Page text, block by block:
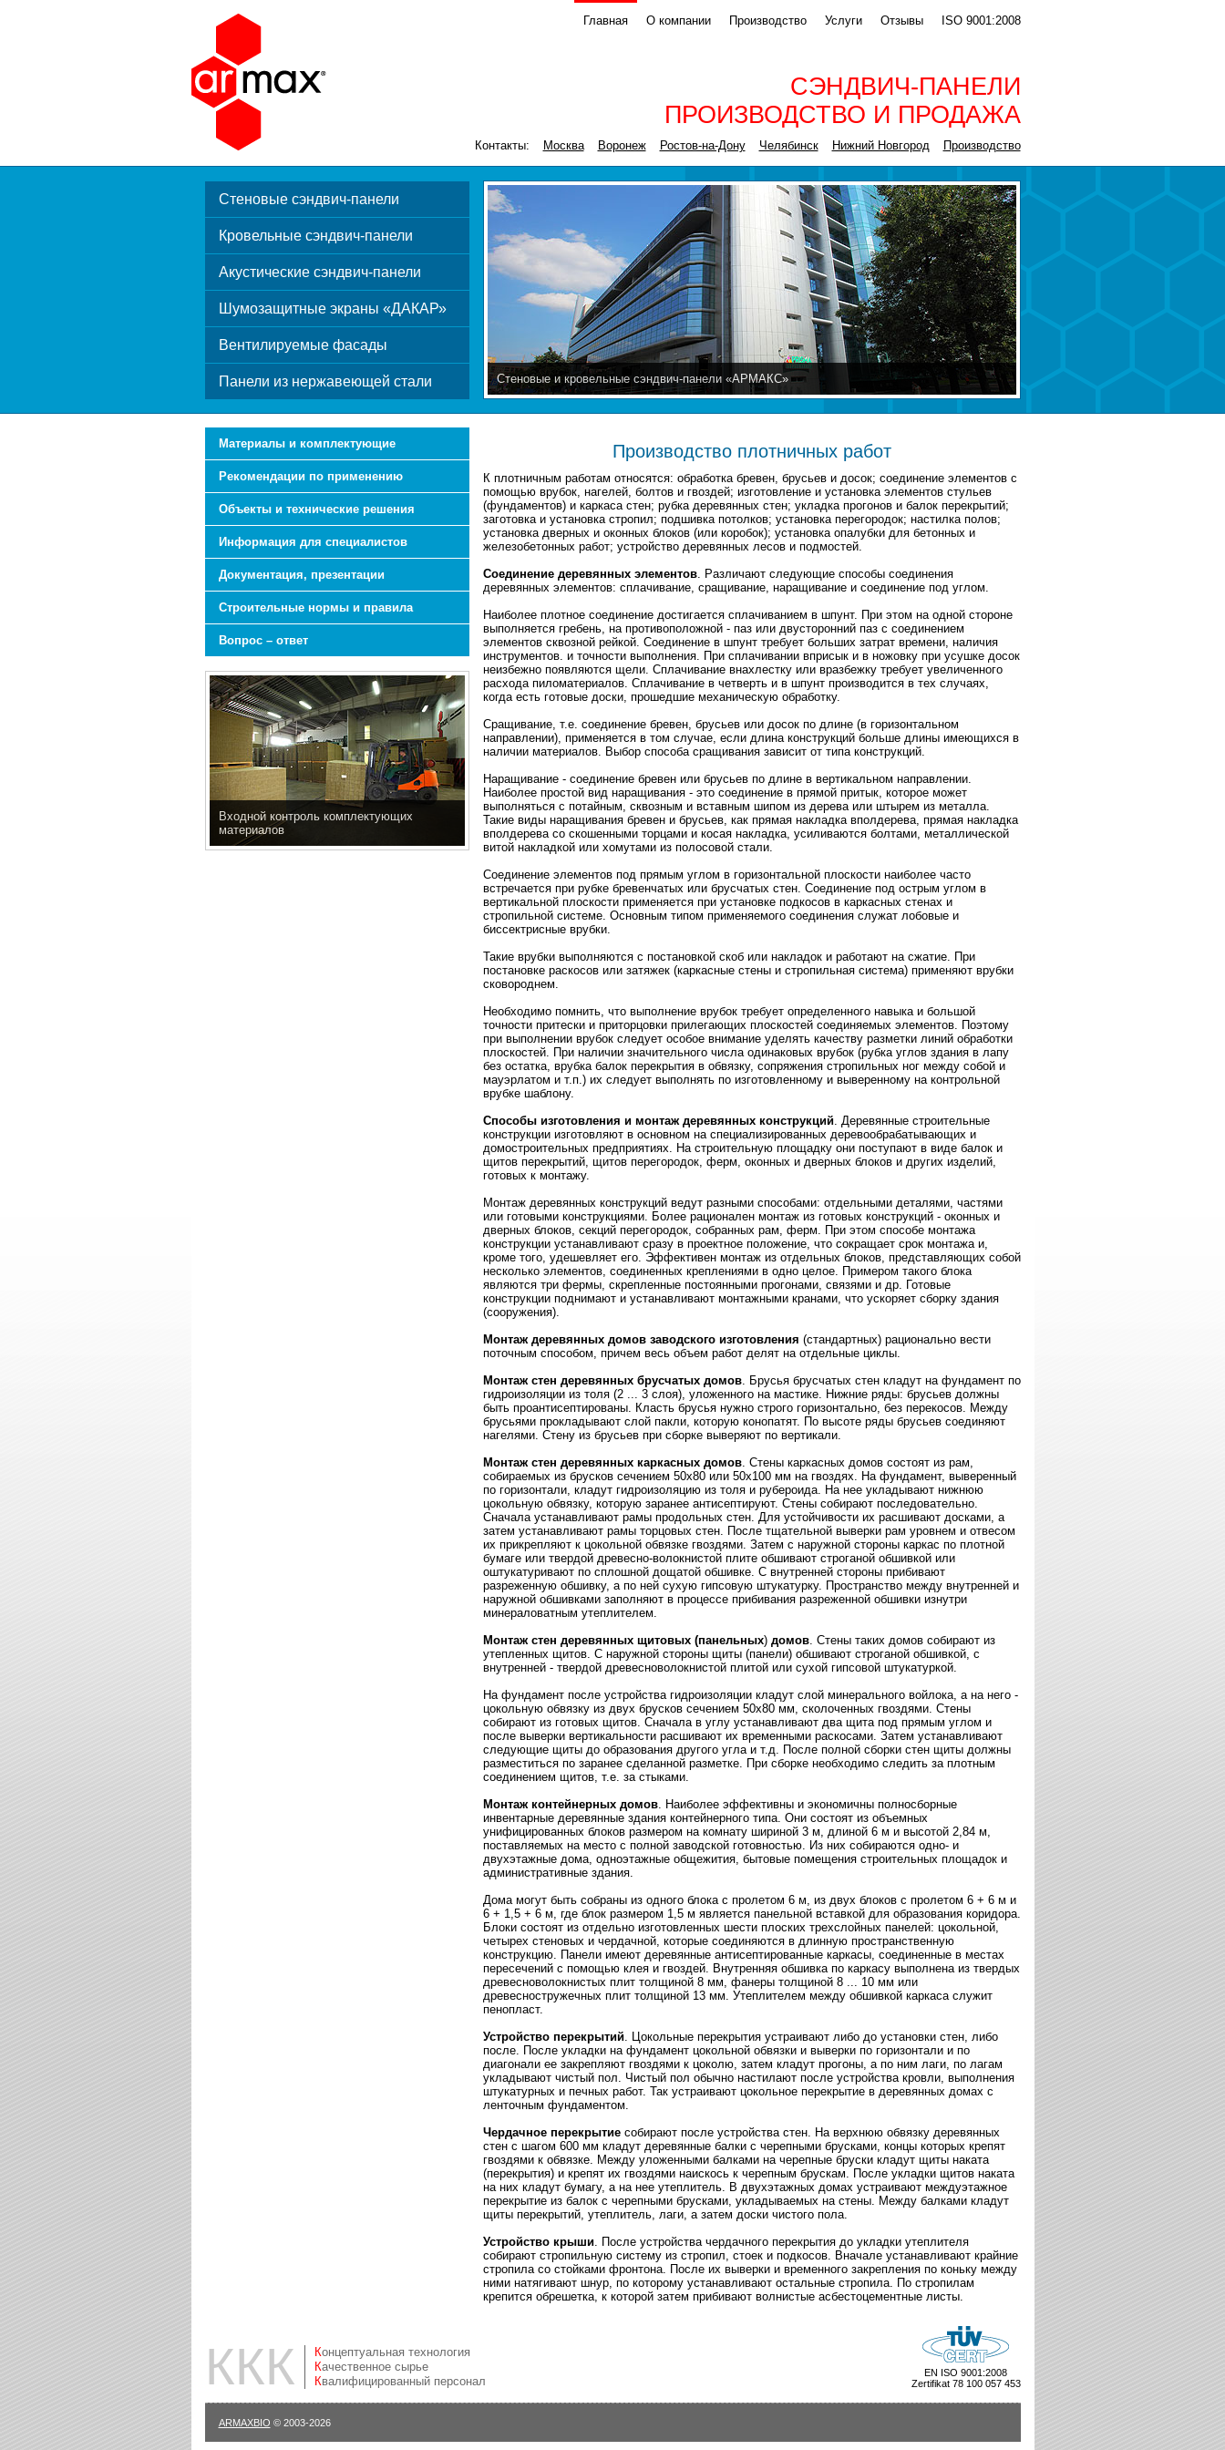
Главная О компании Производство Услуги Отзывы ISO 9001:2008
СЭНДВИЧ-ПАНЕЛИ
ПРОИЗВОДСТВО И ПРОДАЖА
Контакты: Москва Воронеж Ростов-на-Дону Челябинск Нижний Новгород Производство
Стеновые сэндвич-панели
Кровельные сэндвич-панели
Акустические сэндвич-панели
Шумозащитные экраны «ДАКАР»
Вентилируемые фасады
Панели из нержавеющей стали Стеновые и кровельные сэндвич-панели «АРМАКС»
Материалы и комплектующие
Рекомендации по применению
Объекты и технические решения
Информация для специалистов
Документация, презентации
Строительные нормы и правила
Вопрос – ответ
Входной контроль комплектующих
материалов
Производство плотничных работ
К плотничным работам относятся: обработка бревен, брусьев и досок; соединение элементов с
помощью врубок, нагелей, болтов и гвоздей; изготовление и установка элементов стульев
(фундаментов) и каркаса стен; рубка деревянных стен; укладка прогонов и балок перекрытий;
заготовка и установка стропил; подшивка потолков; установка перегородок; настилка полов;
установка дверных и оконных блоков (или коробок); установка опалубки для бетонных и
железобетонных работ; устройство деревянных лесов и подмостей.
Соединение деревянных элементов. Различают следующие способы соединения
деревянных элементов: сплачивание, сращивание, наращивание и соединение под углом.
Наиболее плотное соединение достигается сплачиванием в шпунт. При этом на одной стороне
выполняется гребень, на противоположной - паз или двусторонний паз с соединением
элементов сквозной рейкой. Соединение в шпунт требует больших затрат времени, наличия
инструментов. и точности выполнения. При сплачивании вприсык и в ножовку при усушке досок
неизбежно появляются щели. Сплачивание внахлестку или вразбежку требует увеличенного
расхода пиломатериалов. Сплачивание в четверть и в шпунт производится в тех случаях,
когда есть готовые доски, прошедшие механическую обработку.
Сращивание, т.е. соединение бревен, брусьев или досок по длине (в горизонтальном
направлении), применяется в том случае, если длина конструкций больше длины имеющихся в
наличии материалов. Выбор способа сращивания зависит от типа конструкций.
Наращивание - соединение бревен или брусьев по длине в вертикальном направлении.
Наиболее простой вид наращивания - это соединение в прямой притык, которое может
выполняться с потайным, сквозным и вставным шипом из дерева или штырем из металла.
Такие виды наращивания бревен и брусьев, как прямая накладка вполдерева, прямая накладка
вполдерева со скошенными торцами и косая накладка, усиливаются болтами, металлической
витой накладкой или хомутами из полосовой стали.
Соединение элементов под прямым углом в горизонтальной плоскости наиболее часто
встречается при рубке бревенчатых или брусчатых стен. Соединение под острым углом в
вертикальной плоскости применяется при установке подкосов в каркасных стенах и
стропильной системе. Основным типом применяемого соединения служат лобовые и
биссектрисные врубки.
Такие врубки выполняются с постановкой скоб или накладок и работают на сжатие. При
постановке раскосов или затяжек (каркасные стены и стропильная система) применяют врубки
сковороднем.
Необходимо помнить, что выполнение врубок требует определенного навыка и большой
точности притески и приторцовки прилегающих плоскостей соединяемых элементов. Поэтому
при выполнении врубок следует особое внимание уделять качеству разметки линий обработки
плоскостей. При наличии значительного числа одинаковых врубок (рубка углов здания в лапу
без остатка, врубка балок перекрытия в обвязку, сопряжения стропильных ног между собой и
мауэрлатом и т.п.) их следует выполнять по изготовленному и выверенному на контрольной
врубке шаблону.
Способы изготовления и монтаж деревянных конструкций. Деревянные строительные
конструкции изготовляют в основном на специализированных деревообрабатывающих и
домостроительных предприятиях. На строительную площадку они поступают в виде балок и
щитов перекрытий, щитов перегородок, ферм, оконных и дверных блоков и других изделий,
готовых к монтажу.
Монтаж деревянных конструкций ведут разными способами: отдельными деталями, частями
или готовыми конструкциями. Более рационален монтаж из готовых конструкций - оконных и
дверных блоков, секций перегородок, собранных рам, ферм. При этом способе монтажа
конструкции устанавливают сразу в проектное положение, что сокращает срок монтажа и,
кроме того, удешевляет его. Эффективен монтаж из отдельных блоков, представляющих собой
несколько элементов, соединенных креплениями в одно целое. Примером такого блока
являются три фермы, скрепленные постоянными прогонами, связями и др. Готовые
конструкции поднимают и устанавливают монтажными кранами, что ускоряет сборку здания
(сооружения).
Монтаж деревянных домов заводского изготовления (стандартных) рационально вести
поточным способом, причем весь объем работ делят на отдельные циклы.
Монтаж стен деревянных брусчатых домов. Брусья брусчатых стен кладут на фундамент по
гидроизоляции из толя (2 ... 3 слоя), уложенного на мастике. Нижние ряды: брусьев должны
быть проантисептированы. Класть брусья нужно строго горизонтально, без перекосов. Между
брусьями прокладывают слой пакли, которую конопатят. По высоте ряды брусьев соединяют
нагелями. Стену из брусьев при сборке выверяют по вертикали.
Монтаж стен деревянных каркасных домов. Стены каркасных домов состоят из рам,
собираемых из брусков сечением 50х80 или 50x100 мм на гвоздях. На фундамент, выверенный
по горизонтали, кладут гидроизоляцию из толя и рубероида. На нее укладывают нижнюю
цокольную обвязку, которую заранее антисептируют. Стены собирают последовательно.
Сначала устанавливают рамы продольных стен. Для устойчивости их расшивают досками, а
затем устанавливают рамы торцовых стен. После тщательной выверки рам уровнем и отвесом
их прикрепляют к цокольной обвязке гвоздями. Затем с наружной стороны каркас по плотной
бумаге или твердой древесно-волокнистой плите обшивают строганой обшивкой или
оштукатуривают по сплошной дощатой обшивке. С внутренней стороны прибивают
разреженную обшивку, а по ней сухую гипсовую штукатурку. Пространство между внутренней и
наружной обшивками заполняют в процессе прибивания разреженной обшивки изнутри
минераловатным утеплителем.
Монтаж стен деревянных щитовых (панельных) домов. Стены таких домов собирают из
утепленных щитов. С наружной стороны щиты (панели) обшивают строганой обшивкой, с
внутренней - твердой древесноволокнистой плитой или сухой гипсовой штукатуркой.
На фундамент после устройства гидроизоляции кладут слой минерального войлока, а на него -
цокольную обвязку из двух брусков сечением 50х80 мм, сколоченных гвоздями. Стены
собирают из готовых щитов. Сначала в углу устанавливают два щита под прямым углом и
после выверки вертикальности расшивают их временными раскосами. Затем устанавливают
следующие щиты до образования другого угла и т.д. После полной сборки стен щиты должны
разместиться по заранее сделанной разметке. При сборке необходимо следить за плотным
соединением щитов, т.е. за стыками.
Монтаж контейнерных домов. Наиболее эффективны и экономичны полносборные
инвентарные деревянные здания контейнерного типа. Они состоят из объемных
унифицированных блоков размером на комнату шириной 3 м, длиной 6 м и высотой 2,84 м,
поставляемых на место с полной заводской готовностью. Из них собираются одно- и
двухэтажные дома, одноэтажные общежития, бытовые помещения строительных площадок и
административные здания.
Дома могут быть собраны из одного блока с пролетом 6 м, из двух блоков с пролетом 6 + 6 м и
6 + 1,5 + 6 м, где блок размером 1,5 м является панельной вставкой для образования коридора.
Блоки состоят из отдельно изготовленных шести плоских трехслойных панелей: цокольной,
четырех стеновых и чердачной, которые соединяются в длинную пространственную
конструкцию. Панели имеют деревянные антисептированные каркасы, соединенные в местах
пересечений с помощью клея и гвоздей. Внутренняя обшивка по каркасу выполнена из твердых
древесноволокнистых плит толщиной 8 мм, фанеры толщиной 8 ... 10 мм или
древесностружечных плит толщиной 13 мм. Утеплителем между обшивкой каркаса служит
пенопласт.
Устройство перекрытий. Цокольные перекрытия устраивают либо до установки стен, либо
после. После укладки на фундамент цокольной обвязки и выверки по горизонтали и по
диагонали ее закрепляют гвоздями к цоколю, затем кладут прогоны, а по ним лаги, по лагам
укладывают чистый пол. Чистый пол обычно настилают после устройства кровли, выполнения
штукатурных и печных работ. Так устраивают цокольное перекрытие в деревянных домах с
ленточным фундаментом.
Чердачное перекрытиесобирают после устройства стен. На верхнюю обвязку деревянных
стен с шагом 600 мм кладут деревянные балки с черепными брусками, концы которых крепят
гвоздями к обвязке. Между уложенными балками на черепные бруски кладут щиты наката
(перекрытия) и крепят их гвоздями наискось к черепным брускам. После укладки щитов наката
на них кладут бумагу, а на нее утеплитель. В двухэтажных домах устраивают междуэтажное
перекрытие из балок с черепными брусками, укладываемых на стены. Между балками кладут
щиты перекрытий, утеплитель, лаги, а затем доски чистого пола.
Устройство крыши. После устройства чердачного перекрытия до укладки утеплителя
собирают стропильную систему из стропил, стоек и подкосов. Вначале устанавливают крайние
стропила со стойками фронтона. После их выверки и временного закрепления по коньку между
ними натягивают шнур, по которому устанавливают остальные стропила. По стропилам
крепится обрешетка, к которой затем прибивают волнистые асбестоцементные листы.
ККК
Концептуальная технология
Качественное сырье
Квалифицированный персонал
EN ISO 9001:2008
Zertifikat 78 100 057 453
ARMAXBIO © 2003-2026